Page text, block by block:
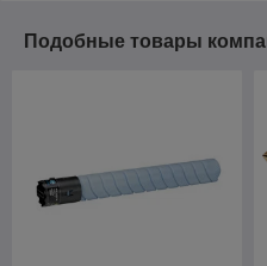
Подобные товары